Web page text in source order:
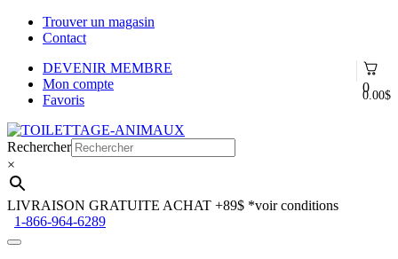
Trouver un magasin
Contact
0
0.00$
DEVENIR MEMBRE
Mon compte
Favoris
Aller
à
la
navigation
Aller
au
contenu
Rechercher
×
LIVRAISON GRATUITE ACHAT +89$ *voir conditions
1-866-964-6289